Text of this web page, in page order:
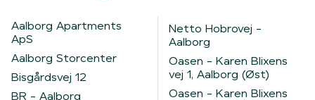
Aalborg Apartments
ApS
Aalborg Storcenter
Bisgårdsvej 12
BR - Aalborg
Netto Hobrovej -
Aalborg
Oasen - Karen Blixens
vej 1, Aalborg (Øst)
Oasen - Karen Blixens